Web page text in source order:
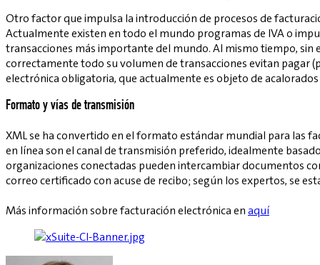
Otro factor que impulsa la introducción de procesos de
Actualmente existen en todo el mundo programas de IVA o
transacciones más importante del mundo. Al mismo tiempo, sin
correctamente todo su volumen de transacciones evitan pagar
electrónica obligatoria, que actualmente es objeto de
Formato y vías de transmisión
XML se ha convertido en el formato estándar mundial para las
en línea son el canal de transmisión preferido, idealmente
organizaciones conectadas pueden intercambiar documentos
correo certificado con acuse de recibo; según los expertos, se
Más información sobre facturación electrónica enaquí